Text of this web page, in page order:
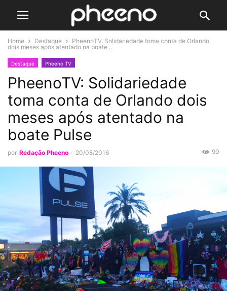
Home Destaque
PheenoTV: Solidariedade toma conta de Orlando
dois meses após atentado na boate...
Destaque Pheeno TV
PheenoTV: Solidariedade
toma conta de Orlando dois
meses após atentado na
boate Pulse
por Redação Pheeno - 20/08/2016 90